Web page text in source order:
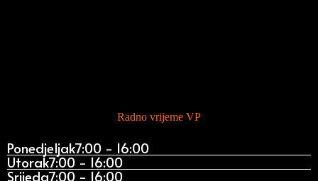
Radno vrijeme VP
Ponedjeljak7:00 - 16:00
Utorak7:00 - 16:00
Srijeda7:00 - 16:00